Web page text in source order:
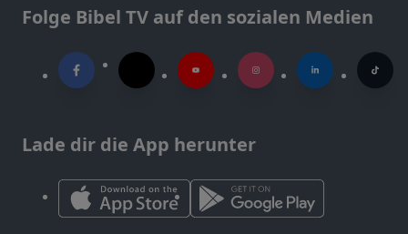
Folge Bibel TV auf den sozialen Medien
Lade dir die App herunter